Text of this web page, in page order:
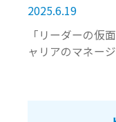
2025.6.19
「リーダーの仮
ャリアのマネー